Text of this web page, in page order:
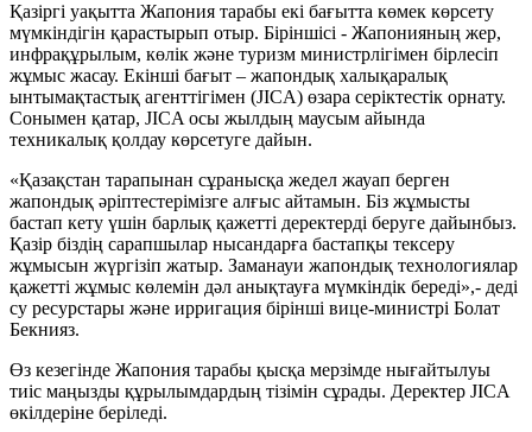
Қазіргі уақытта Жапония тарабы екі бағытта көмек көрсету
мүмкіндігін қарастырып отыр. Біріншісі - Жапонияның жер,
инфрақұрылым, көлік және туризм министрлігімен бірлесіп
жұмыс жасау. Екінші бағыт – жапондық халықаралық
ынтымақтастық агенттігімен (JICA) өзара серіктестік орнату.
Сонымен қатар, JICA осы жылдың маусым айында
техникалық қолдау көрсетуге дайын.
«Қазақстан тарапынан сұранысқа жедел жауап берген
жапондық әріптестерімізге алғыс айтамын. Біз жұмысты
бастап кету үшін барлық қажетті деректерді беруге дайынбыз.
Қазір біздің сарапшылар нысандарға бастапқы тексеру
жұмысын жүргізіп жатыр. Заманауи жапондық технологиялар
қажетті жұмыс көлемін дәл анықтауға мүмкіндік береді»,- деді
су ресурстары және ирригация бірінші вице-министрі Болат
Бекнияз.
Өз кезегінде Жапония тарабы қысқа мерзімде нығайтылуы
тиіс маңызды құрылымдардың тізімін сұрады. Деректер JICA
өкілдеріне беріледі.